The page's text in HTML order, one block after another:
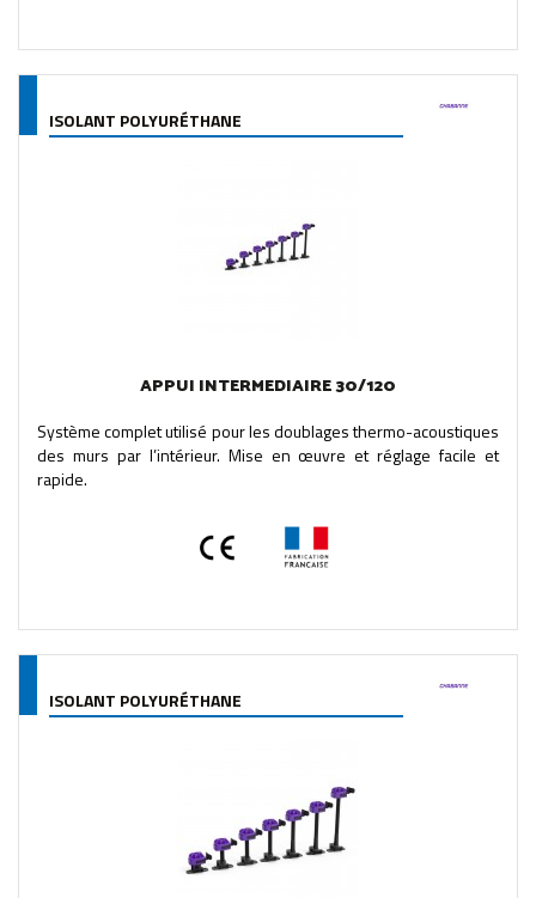
ISOLANT POLYURÉTHANE
APPUI INTERMEDIAIRE 30/120
Système complet utilisé pour les doublages thermo-acoustiques
des murs par l’intérieur. Mise en œuvre et réglage facile et
rapide.
ISOLANT POLYURÉTHANE